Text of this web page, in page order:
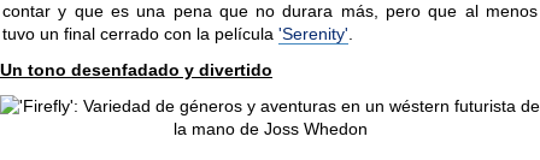
contar y que es una pena que no durara más, pero que al menos
tuvo un final cerrado con la película 'Serenity'
Un tono desenfadado y divertido